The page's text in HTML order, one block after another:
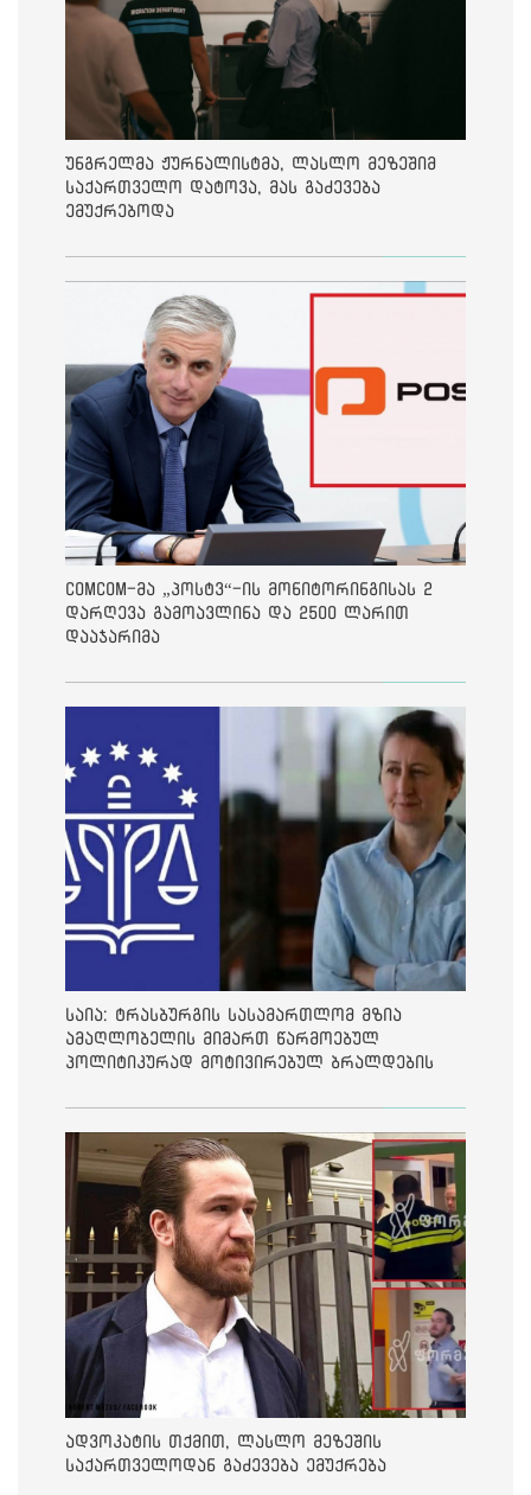
უნგრელმა ჟურნალისტმა, ლასლო მეზეშიმ
საქართველო დატოვა, მას გაძევება
ემუქრებოდა
ComCom-მა „პოსტვ“-ის მონიტორინგისას 2
დარღევა გამოავლინა და 2500 ლარით
დააჯარიმა
საია: ტრასბურგის სასამართლომ მზია
ამაღლობელის მიმართ წარმოებულ
პოლიტიკურად მოტივირებულ ბრალდების
ადვოკატის თქმით, ლასლო მეზეშის
საქართველოდან გაძევება ემუქრება